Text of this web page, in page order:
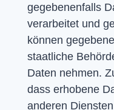
gegebenenfalls
verarbeitet und
können
staatliche
Daten nehmen.
dass erhobene
anderen